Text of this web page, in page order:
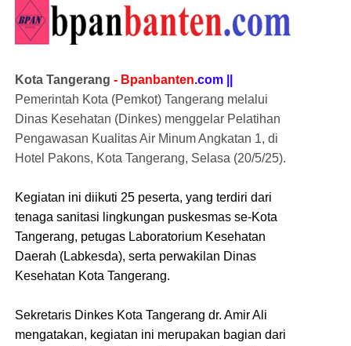
Kota Tangerang - Bpanbanten.com ||
Pemerintah Kota (Pemkot) Tangerang melalui
Dinas Kesehatan (Dinkes) menggelar Pelatihan
Pengawasan Kualitas Air Minum Angkatan 1, di
Hotel Pakons, Kota Tangerang, Selasa (20/5/25).
Kegiatan ini diikuti 25 peserta, yang terdiri dari
tenaga sanitasi lingkungan puskesmas se-Kota
Tangerang, petugas Laboratorium Kesehatan
Daerah (Labkesda), serta perwakilan Dinas
Kesehatan Kota Tangerang.
Sekretaris Dinkes Kota Tangerang dr. Amir Ali
mengatakan, kegiatan ini merupakan bagian dari